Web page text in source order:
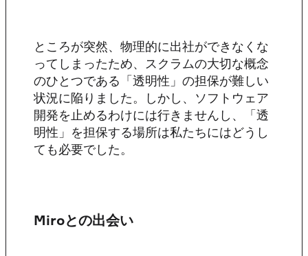
ところが突然、物理的に出社ができなくな
ってしまったため、スクラムの大切な概念
のひとつである「透明性」の担保が難しい
状況に陥りました。しかし、ソフトウェア
開発を止めるわけには行きませんし、「透
明性」を担保する場所は私たちにはどうし
ても必要でした。
Miroとの出会い